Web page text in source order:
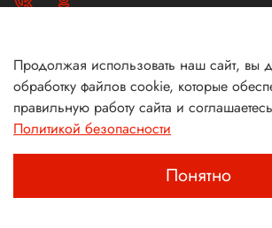
Продолжая использовать наш сайт, вы
обработку файлов cookie, которые
правильную работу сайта и
Политикой безопасности
Понятно